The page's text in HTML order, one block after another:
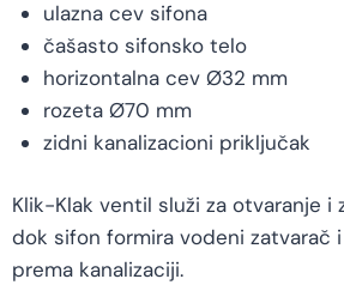
ulazna cev sifona
čašasto sifonsko telo
horizontalna cev Ø32 mm
rozeta Ø70 mm
zidni kanalizacioni priključak
Klik-Klak ventil služi za otvaranje i
dok sifon formira vodeni zatvarač
prema kanalizaciji.